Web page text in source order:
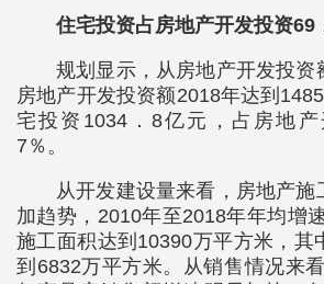
住宅投资占房地产开发投资69
规划显示，从房地产开发投资
房地产开发投资额2018年达到
宅投资1034．8亿元，占房地产
7％。
从开发建设量来看，房地产施
加趋势，2010年至2018年年均增
施工面积达到10390万平方米，其
到6832万平方米。从销售情况来